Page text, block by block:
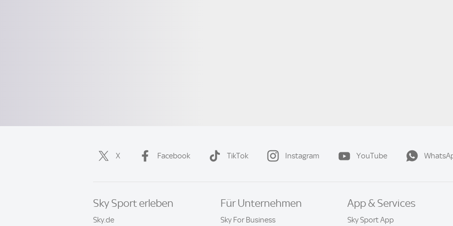
X Facebook TikTok Instagram YouTube
Sky Sport erleben
Sky.de
Für Unternehmen
Sky For Business
App & Services
Sky Sport App